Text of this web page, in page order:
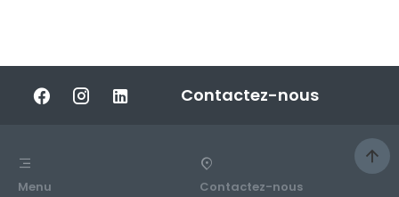
Contactez-nous
Menu Contactez-nous